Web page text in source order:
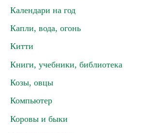
Календари на год
Капли, вода, огонь
Китти
Книги, учебники, библиотека
Козы, овцы
Компьютер
Коровы и быки